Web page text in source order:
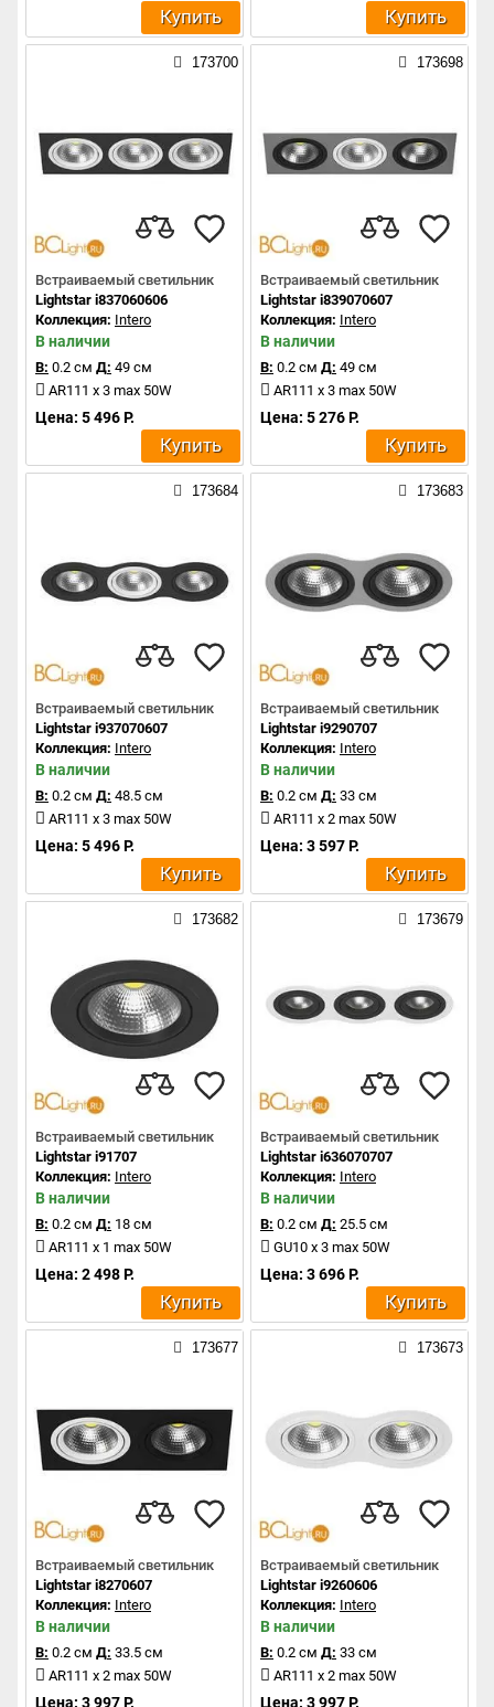
Купить Купить
173700
Встраиваемый светильник
Lightstar i837060606
Коллекция: Intero
В наличии
В: 0.2 см Д: 49 см
AR111 x 3 max 50W
Цена: 5 496 Р.
Купить
173698
Встраиваемый светильник
Lightstar i839070607
Коллекция: Intero
В наличии
В: 0.2 см Д: 49 см
AR111 x 3 max 50W
Цена: 5 276 Р.
Купить
173684
Встраиваемый светильник
Lightstar i937070607
Коллекция: Intero
В наличии
В: 0.2 см Д: 48.5 см
AR111 x 3 max 50W
Цена: 5 496 Р.
Купить
173683
Встраиваемый светильник
Lightstar i9290707
Коллекция: Intero
В наличии
В: 0.2 см Д: 33 см
AR111 x 2 max 50W
Цена: 3 597 Р.
Купить
173682
Встраиваемый светильник
Lightstar i91707
Коллекция: Intero
В наличии
В: 0.2 см Д: 18 см
AR111 x 1 max 50W
Цена: 2 498 Р.
Купить
173679
Встраиваемый светильник
Lightstar i636070707
Коллекция: Intero
В наличии
В: 0.2 см Д: 25.5 см
GU10 x 3 max 50W
Цена: 3 696 Р.
Купить
173677
Встраиваемый светильник
Lightstar i8270607
Коллекция: Intero
В наличии
В: 0.2 см Д: 33.5 см
AR111 x 2 max 50W
Цена: 3 997 Р.
173673
Встраиваемый светильник
Lightstar i9260606
Коллекция: Intero
В наличии
В: 0.2 см Д: 33 см
AR111 x 2 max 50W
Цена: 3 997 Р.